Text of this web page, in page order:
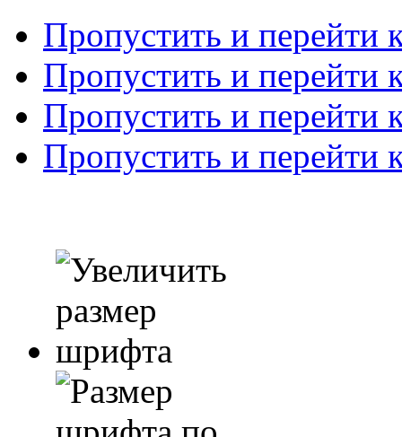
Пропустить и перейти
Пропустить и перейти
Пропустить и перейти
Пропустить и перейти